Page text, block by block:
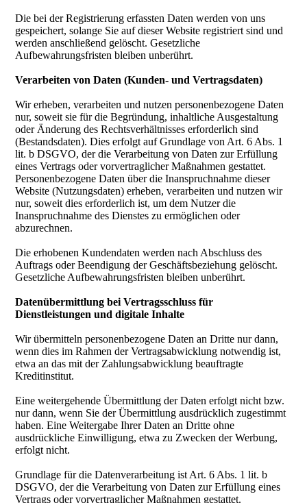
Die bei der Registrierung erfassten Daten werden von uns
gespeichert, solange Sie auf dieser Website registriert sind und
werden anschließend gelöscht. Gesetzliche
Aufbewahrungsfristen bleiben unberührt.
Verarbeiten von Daten (Kunden- und Vertragsdaten)
Wir erheben, verarbeiten und nutzen personenbezogene Daten
nur, soweit sie für die Begründung, inhaltliche Ausgestaltung
oder Änderung des Rechtsverhältnisses erforderlich sind
(Bestandsdaten). Dies erfolgt auf Grundlage von Art. 6 Abs. 1
lit. b DSGVO, der die Verarbeitung von Daten zur Erfüllung
eines Vertrags oder vorvertraglicher Maßnahmen gestattet.
Personenbezogene Daten über die Inanspruchnahme dieser
Website (Nutzungsdaten) erheben, verarbeiten und nutzen wir
nur, soweit dies erforderlich ist, um dem Nutzer die
Inanspruchnahme des Dienstes zu ermöglichen oder
abzurechnen.
Die erhobenen Kundendaten werden nach Abschluss des
Auftrags oder Beendigung der Geschäftsbeziehung gelöscht.
Gesetzliche Aufbewahrungsfristen bleiben unberührt.
Datenübermittlung bei Vertragsschluss für
Dienstleistungen und digitale Inhalte
Wir übermitteln personenbezogene Daten an Dritte nur dann,
wenn dies im Rahmen der Vertragsabwicklung notwendig ist,
etwa an das mit der Zahlungsabwicklung beauftragte
Kreditinstitut.
Eine weitergehende Übermittlung der Daten erfolgt nicht bzw.
nur dann, wenn Sie der Übermittlung ausdrücklich zugestimmt
haben. Eine Weitergabe Ihrer Daten an Dritte ohne
ausdrückliche Einwilligung, etwa zu Zwecken der Werbung,
erfolgt nicht.
Grundlage für die Datenverarbeitung ist Art. 6 Abs. 1 lit. b
DSGVO, der die Verarbeitung von Daten zur Erfüllung eines
Vertrags oder vorvertraglicher Maßnahmen gestattet.